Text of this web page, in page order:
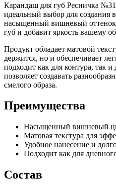
Карандаш для губ Ресничка
идеальный выбор для создания
насыщенный вишневый оттенок
губ и добавит яркость вашему
Продукт обладает матовой
держится, но и обеспечивает
подходит как для контура, так и
позволяет создавать
смелого образа.
Преимущества
Насыщенный вишневый
Матовая текстура для
Удобное нанесение и
Подходит как для
Состав